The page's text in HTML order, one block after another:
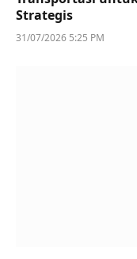
Strategis
31/07/2026 5:25 PM